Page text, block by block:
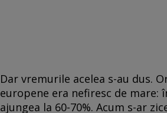
Dar vremurile acelea s-au dus.
europene era nefiresc de mare:
ajungea la 60-70%. Acum s-ar